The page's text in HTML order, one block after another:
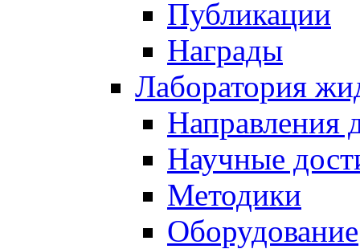
Публикации
Награды
Лаборатория
Направления
Научные
Методики
Оборудование